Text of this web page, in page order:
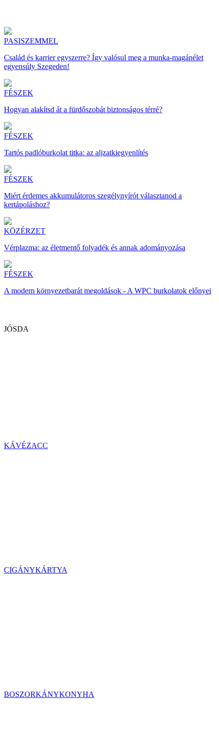
PASISZEMMEL
Család és karrier egyszerre? Így valósul meg a munka-magánélet
egyensúly Szegeden!
FÉSZEK
Hogyan alakítsd át a fürdőszobát biztonságos térré?
FÉSZEK
Tartós padlóburkolat titka: az aljzatkiegyenlítés
FÉSZEK
Miért érdemes akkumulátoros szegélynyírót választanod a
kertápoláshoz?
KÖZÉRZET
Vérplazma: az életmentő folyadék és annak adományozása
FÉSZEK
A modern környezetbarát megoldások - A WPC burkolatok előnyei
JÓSDA
KÁVÉZACC
CIGÁNYKÁRTYA
BOSZORKÁNYKONYHA